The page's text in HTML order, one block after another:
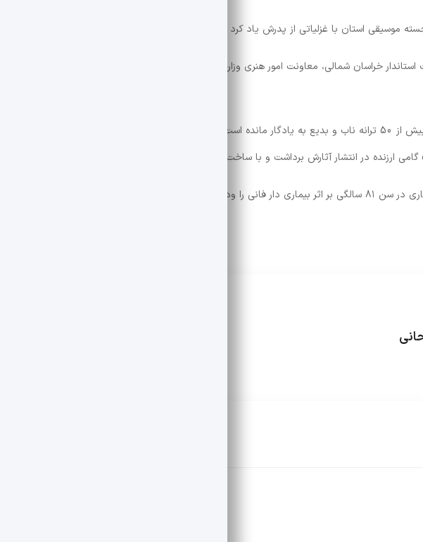
موسیقی استان با غزلیاتی از پدرش یاد کرد و یاد این هنرمند بی بدیل را گرامی داشت.
خراسان شمالی، معاونت امور هنری وزارت فرهنگ و ارشاد اسلامی و مدیر کل فرهنگ و ارشاد
فرامرز رستمی، دارنده درجه یک هنر، با بیش از 50 ترانه ناب و بدیع به یادگار مانده است که بر اساس ساخته های خود اقتباس، بازخوانی و
ارزنده در انتشار آثارش برداشت و با ساخت و خواندن ده ها ترانه و ترانه جاودانه شد.
فانی را وداع گفت.